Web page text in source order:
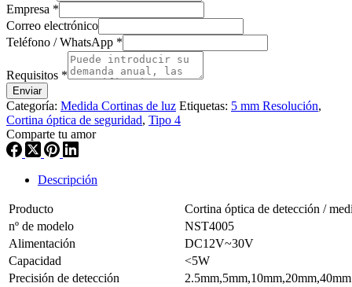
Empresa *
Correo electrónico
Teléfono / WhatsApp *
Requisitos *
Enviar
Categoría: Medida Cortinas de luz Etiquetas: 5 mm Resolución,
Cortina óptica de seguridad, Tipo 4
Comparte tu amor
Descripción
Producto
Cortina óptica de detección /
nº de modelo
NST4005
Alimentación
DC12V~30V
Capacidad
<5W
Precisión de detección
2.5mm,5mm,10mm,20mm,40mm